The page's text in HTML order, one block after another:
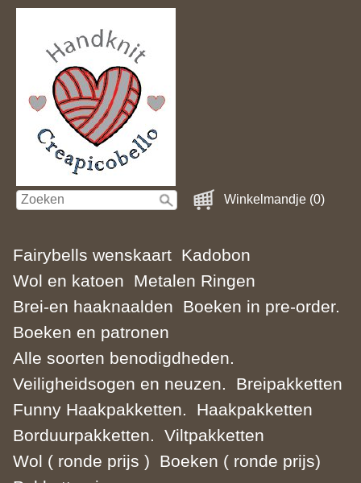
Winkelmandje (0)
Fairybells wenskaart Kadobon
Wol en katoen
Metalen Ringen
Brei-en haaknaalden
Boeken in pre-order.
Boeken en patronen
Alle soorten benodigdheden.
Veiligheidsogen en neuzen.
Breipakketten
Funny Haakpakketten.
Haakpakketten
Borduurpakketten.
Viltpakketten
Wol ( ronde prijs )
Boeken ( ronde prijs)